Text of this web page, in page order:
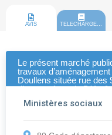
AVIS TELECHARGEMENT
Le présent marché
travaux
Doullens située rue des
d’une surface de
sont partiels et limités à
Ministères sociaux